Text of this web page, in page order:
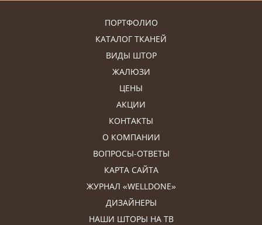
ПОРТФОЛИО
КАТАЛОГ ТКАНЕЙ
ВИДЫ ШТОР
ЖАЛЮЗИ
ЦЕНЫ
АКЦИИ
КОНТАКТЫ
О КОМПАНИИ
ВОПРОСЫ-ОТВЕТЫ
КАРТА САЙТА
ЖУРНАЛ «WELLDONE»
ДИЗАЙНЕРЫ
НАШИ ШТОРЫ НА ТВ